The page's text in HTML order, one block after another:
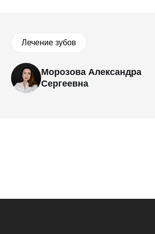
Лечение зубов
Морозова Александра
Сергеевна